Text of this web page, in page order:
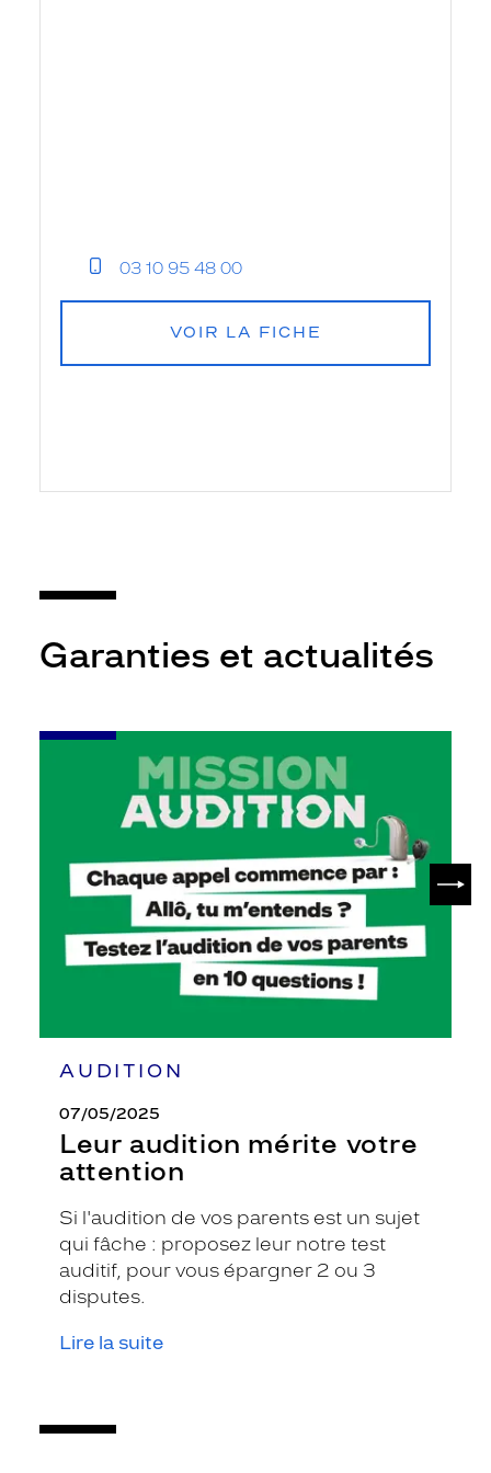
03 10 95 48 00
VOIR LA FICHE
Garanties et actualités
AUDITION
07/05/2025
Leur audition mérite votre
attention
Si l'audition de vos parents est un sujet
qui fâche : proposez leur notre test
auditif, pour vous épargner 2 ou 3
disputes.
Lire la suite
-